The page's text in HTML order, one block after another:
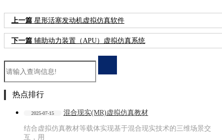
上一篇 星形活塞发动机虚拟仿真软件
下一篇 辅助动力装置（APU）虚拟仿真系统
热点排行
2025-07-15 混合现实(MR)虚拟仿真教材
结合虚拟仿真教材等载体实现基于混合现实技术的三维场景交
互，用